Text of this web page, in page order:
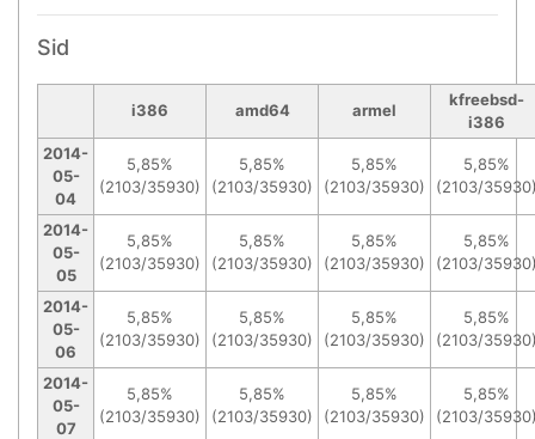
Sid
i386 amd64 armel
kfreebsd-
i386
2014-
05-
04
5,85%
(2103/35930)
5,85%
(2103/35930)
5,85%
(2103/35930)
5,85%
(2103/
2014-
05-
05
5,85%
(2103/35930)
5,85%
(2103/35930)
5,85%
(2103/35930)
5,85%
(2103/
2014-
05-
06
5,85%
(2103/35930)
5,85%
(2103/35930)
5,85%
(2103/35930)
5,85%
(2103/
2014-
05-
07
5,85%
(2103/35930)
5,85%
(2103/35930)
5,85%
(2103/35930)
5,85%
(2103/